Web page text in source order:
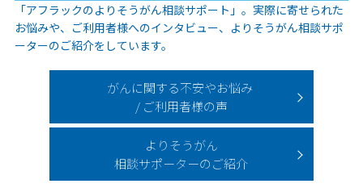
「アフラックのよりそうがん相談サポート」。実際に寄せられた
お悩みや、ご利用者様へのインタビュー、よりそうがん相談サポ
ーターのご紹介をしています。
がんに関する不安やお悩み
/ ご利用者様の声
よりそうがん
相談サポーターのご紹介